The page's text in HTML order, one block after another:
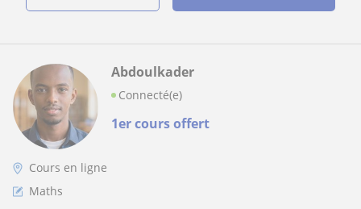
1er cours offert
Abdoulkader
Connecté(e)
Cours en ligne
Maths